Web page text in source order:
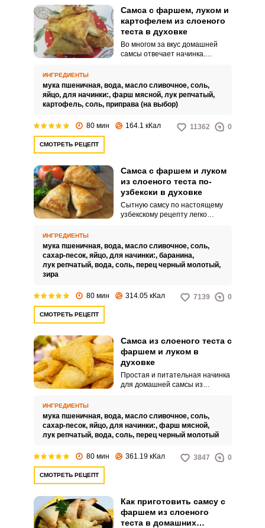
Самса с фаршем, луком и
картофелем из слоеного
теста в духовке
Во многом за вкус домашней
самсы отвечает начинка.
пикантный лук.
ИНГРЕДИЕНТЫ
мука пшеничная, вода, масло сливочное, соль,
яйцо, для начинки:, фарш мясной, лук репчатый,
картофель, соль, приправа (на выбор)
80 мин 164.1 кКал 11362 0
СМОТРЕТЬ РЕЦЕПТ
Самса с фаршем и луком
из слоеного теста по-
узбекски в духовке
Сытную самсу по настоящему
узбекскому рецепту легко
порадует ароматом свежей
румяной выпечки и сочной
мясной начинкой.
ИНГРЕДИЕНТЫ
мука пшеничная, вода, масло сливочное, соль,
сахар-песок, яйцо, для начинки:, баранина,
лук репчатый, вода, соль, перец черный молотый,
зира
80 мин 314.05 кКал 7139 0
СМОТРЕТЬ РЕЦЕПТ
Самса из слоеного теста с
фаршем и луком в
духовке
Простая и питательная начинка
для домашней самсы из
блюдо в духовке, порадуйте
близких оригинальной выпечкой.
ИНГРЕДИЕНТЫ
мука пшеничная, вода, масло сливочное, соль,
сахар-песок, яйцо, для начинки:, фарш мясной,
лук репчатый, вода, соль, перец черный молотый
80 мин 361.19 кКал 3847 0
СМОТРЕТЬ РЕЦЕПТ
Как приготовить самсу с
фаршем из слоеного
теста в домашних